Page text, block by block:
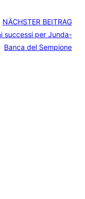
NÄCHSTER BEITRAG
successi per Junda-
Banca del Sempione